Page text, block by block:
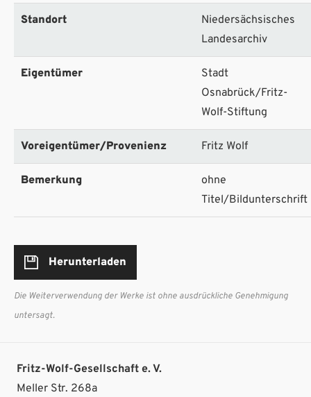
Standort
Niedersächsisches
Landesarchiv
Eigentümer
Stadt
Osnabrück/Fritz-
Wolf-Stiftung
Voreigentümer/Provenienz Fritz Wolf
Bemerkung
ohne
Titel/Bildunterschrift
Herunterladen
Die Weiterverwendung der Werke ist ohne ausdrückliche Genehmigung
untersagt.
Fritz-Wolf-Gesellschaft e. V.
Meller Str. 268a